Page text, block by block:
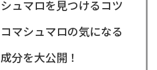
ュマロを見つけるコツ
マシュマロの気になる
分を大公開！